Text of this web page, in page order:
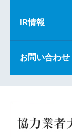
IR情報
お問い合わせ